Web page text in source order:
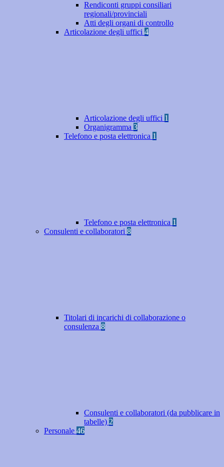
Rendiconti gruppi consiliari
regionali/provinciali
Atti degli organi di controllo
Articolazione degli uffici 4
Articolazione degli uffici 1
Organigramma 3
Telefono e posta elettronica 1
Telefono e posta elettronica 1
Consulenti e collaboratori 8
Titolari di incarichi di collaborazione o
consulenza 8
Consulenti e collaboratori (da pubblicare in
tabelle) 2
Personale 46